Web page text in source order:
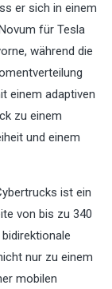
er sich in einem
für Tesla
während die
einem adaptiven
zu einem
und einem
ist ein
von bis zu 340
nur zu einem
mobilen